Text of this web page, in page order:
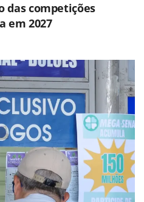
das competições
em 2027